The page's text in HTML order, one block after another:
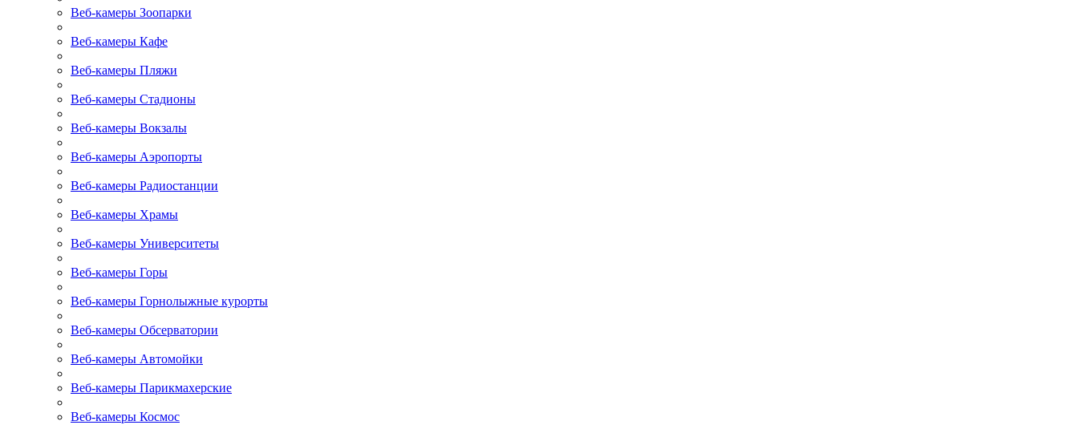
Веб-камеры Зоопарки
Веб-камеры Кафе
Веб-камеры Пляжи
Веб-камеры Стадионы
Веб-камеры Вокзалы
Веб-камеры Аэропорты
Веб-камеры Радиостанции
Веб-камеры Храмы
Веб-камеры Университеты
Веб-камеры Горы
Веб-камеры Горнолыжные курорты
Веб-камеры Обсерватории
Веб-камеры Автомойки
Веб-камеры Парикмахерские
Веб-камеры Космос